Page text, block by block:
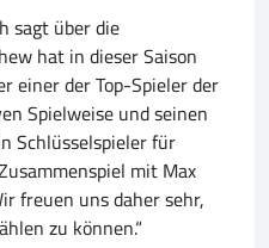
sagt über die
hat in dieser Saison
einer der Top-Spieler der
Spielweise und seinen
Schlüsselspieler für
mit Max
freuen uns daher sehr,
zu können.“